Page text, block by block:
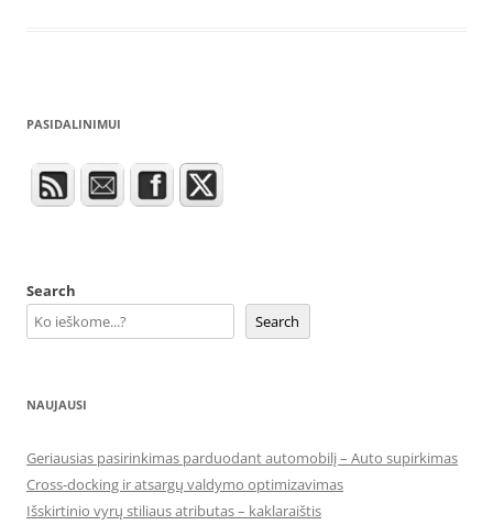
PASIDALINIMUI
Search
Search
NAUJAUSI
Geriausias pasirinkimas parduodant automobilį – Auto supirkimas
Cross-docking ir atsargų valdymo optimizavimas
Išskirtinio vyrų stiliaus atributas – kaklaraištis